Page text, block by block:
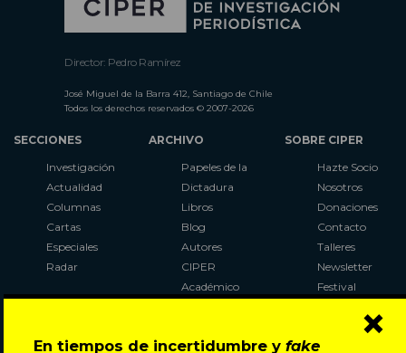
En tiempos de incertidumbre y fake ×
Director: Pedro Ramírez
José Miguel de la Barra 412, Santiago de Chile
Todos los derechos reservados © 2007-2026
SECCIONES
Investigación
Actualidad
Columnas
Cartas
Especiales
Radar
ARCHIVO
Papeles de la
Dictadura
Libros
Blog
Autores
CIPER
Académico
Al Plebiscito
SOBRE CIPER
Hazte Socio
Nosotros
Donaciones
Contacto
Talleres
Newsletter
Festival